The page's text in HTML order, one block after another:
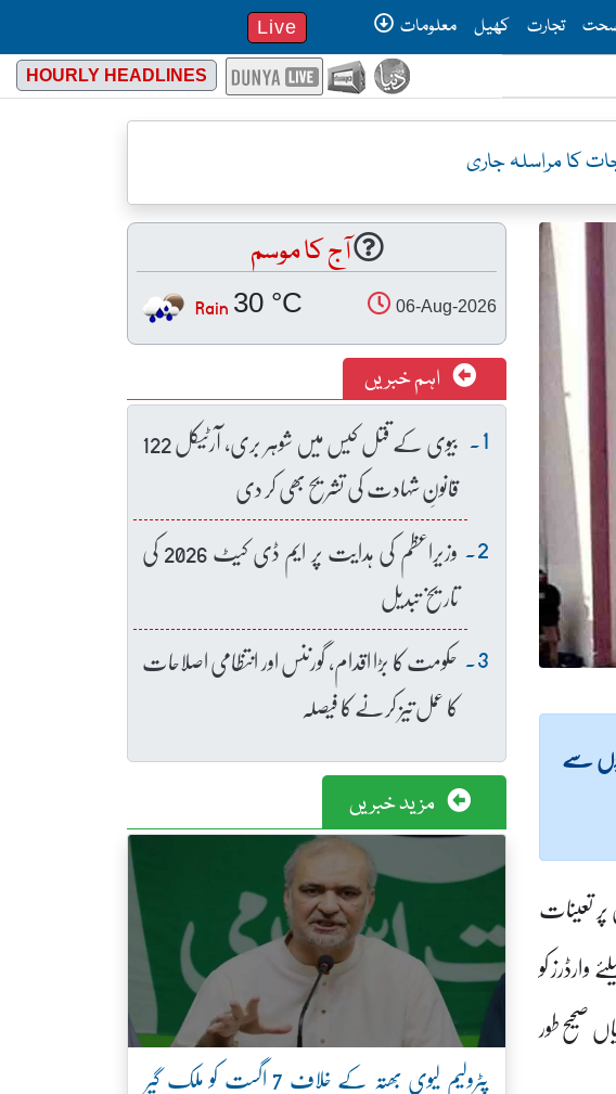
تجارت کھیل معلومات Live
HOURLY HEADLINES
کا مراسلہ جاری
سے
تعینات
کو
صحیح طور
آج کا موسم
06-Aug-2026
30 °C
Rain
اہم خبریں
بیوی کے قتل کیس میں شوہر بری، آرٹیکل 122
قانونِ شہادت کی تشریح بھی کر دی
وزیراعظم کی ہدایت پر ایم ڈی کیٹ 2026 کی
تاریخ تبدیل
حکومت کا بڑا اقدام، گورننس اور انتظامی اصلاحات
کا عمل تیز کرنے کا فیصلہ
مزید خبریں
پٹرولیم لیوی بھتہ کے خلاف 7 اگست کو ملک گیر